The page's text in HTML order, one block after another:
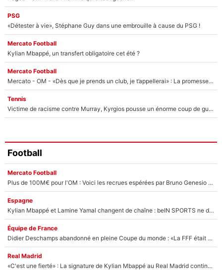
PSG
«Détester à vie», Stéphane Guy dans une embrouille à cause du PSG !
Mercato Football
Kylian Mbappé, un transfert obligatoire cet été ?
Mercato Football
Mercato - OM - «Dès que je prends un club, je t’appellerai» : La promesse de Marcelino au moment de claquer la porte
Tennis
Victime de racisme contre Murray, Kyrgios pousse un énorme coup de gueule !
Football
Mercato Football
Plus de 100M€ pour l'OM : Voici les recrues espérées par Bruno Genesio et Grégory Lorenzi après l’opération dégraissage
Espagne
Kylian Mbappé et Lamine Yamal changent de chaîne : beIN SPORTS ne digère pas cette décision historique et prédit un fiasco pour la Liga
Équipe de France
Didier Deschamps abandonné en pleine Coupe du monde : «La FFF était déjà passée à Zinedine Zidane»
Real Madrid
«C'est une fierté» : La signature de Kylian Mbappé au Real Madrid continue de régaler l'Espagne